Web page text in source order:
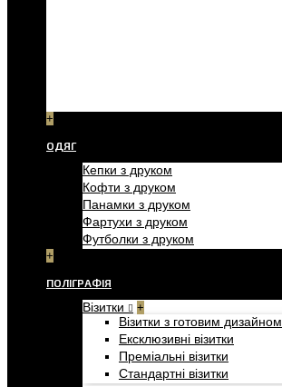
+
ОДЯГ
Кепки з друком
Кофти з друком
Панамки з друком
Фартухи з друком
Футболки з друком
+
ПОЛІГРАФІЯ
Візитки +
Візитки з готовим дизайном
Ексклюзивні візитки
Преміальні візитки
Стандартні візитки